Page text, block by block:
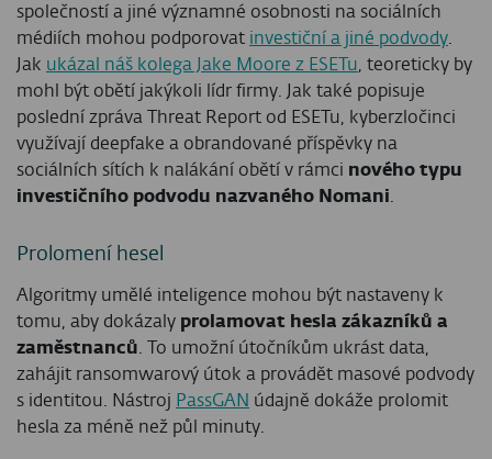
společností a jiné významné osobnosti na sociálních
médiích mohou podporovat investiční a jiné podvody.
Jak ukázal náš kolega Jake Moore z ESETu, teoreticky by
mohl být obětí jakýkoli lídr firmy. Jak také popisuje
poslední zpráva Threat Report od ESETu, kyberzločinci
využívají deepfake a obrandované příspěvky na
sociálních sítích k nalákání obětí v rámci nového typu
investičního podvodu nazvaného Nomani.
Prolomení hesel
Algoritmy umělé inteligence mohou být nastaveny k
tomu, aby dokázaly prolamovat hesla zákazníků a
zaměstnanců. To umožní útočníkům ukrást data,
zahájit ransomwarový útok a provádět masové podvody
s identitou. Nástroj PassGAN údajně dokáže prolomit
hesla za méně než půl minuty.